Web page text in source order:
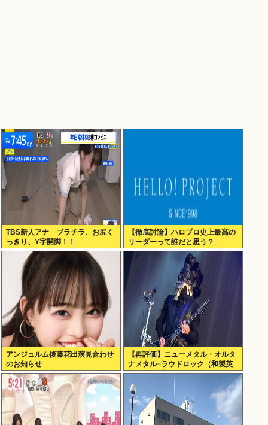
TBS新人アナ ブラチラ、お尻く
っきり、Y字開脚！！
【徹底討論】ハロプロ史上最高の
リーダーって誰だと思う？
アンジュルム後藤花出演見合わせ
のお知らせ
【再評価】ニューメタル・オルタ
ナメタル=ラウドロック（和製英
語）がZに刺さってるらしい。お
前らがキッズの頃好きだったバン
ドは何？